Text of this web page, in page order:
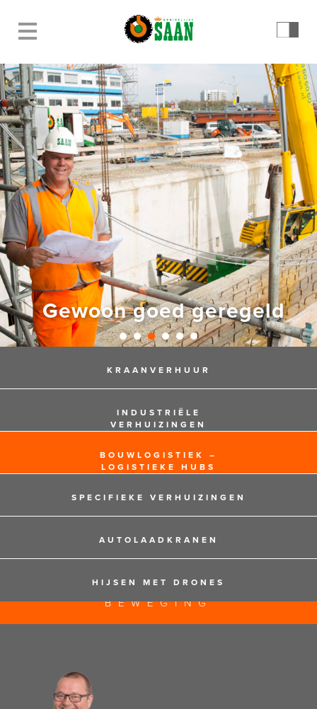
Gewoon goed geregeld
KRAANVERHUUR
INDUSTRIËLE
VERHUIZINGEN
BOUWLOGISTIEK –
LOGISTIEKE HUBS
SPECIFIEKE VERHUIZINGEN
AUTOLAADKRANEN
HIJSEN MET DRONES
125 JAAR EXPERTS IN
BEWEGING